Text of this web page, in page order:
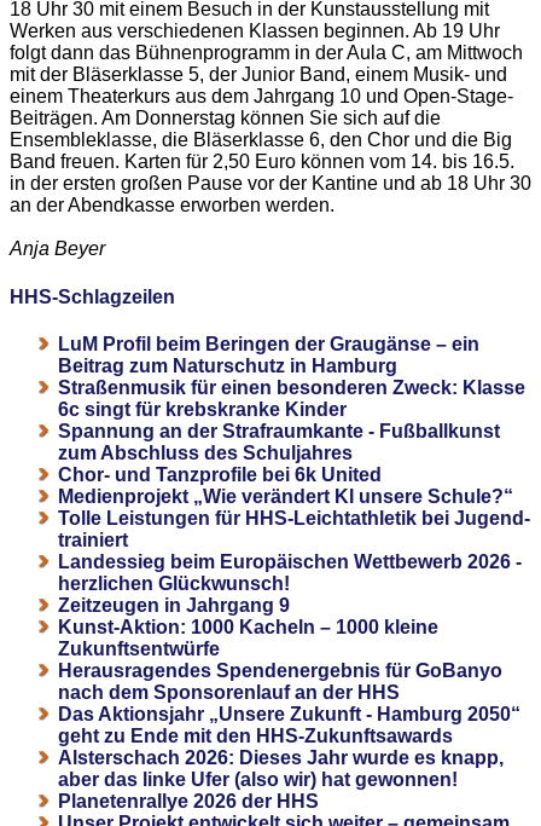
18 Uhr 30 mit einem Besuch in der Kunstausstellung mit
Werken aus verschiedenen Klassen beginnen. Ab 19 Uhr
folgt dann das Bühnenprogramm in der Aula C, am Mittwoch
mit der Bläserklasse 5, der Junior Band, einem Musik- und
einem Theaterkurs aus dem Jahrgang 10 und Open-Stage-
Beiträgen. Am Donnerstag können Sie sich auf die
Ensembleklasse, die Bläserklasse 6, den Chor und die Big
Band freuen. Karten für 2,50 Euro können vom 14. bis 16.5.
in der ersten großen Pause vor der Kantine und ab 18 Uhr 30
an der Abendkasse erworben werden.
Anja Beyer
HHS-Schlagzeilen
LuM Profil beim Beringen der Graugänse – ein
Beitrag zum Naturschutz in Hamburg
Straßenmusik für einen besonderen Zweck: Klasse
6c singt für krebskranke Kinder
Spannung an der Strafraumkante - Fußballkunst
zum Abschluss des Schuljahres
Chor- und Tanzprofile bei 6k United
Medienprojekt „Wie verändert KI unsere Schule?“
Tolle Leistungen für HHS-Leichtathletik bei Jugend-
trainiert
Landessieg beim Europäischen Wettbewerb 2026 -
herzlichen Glückwunsch!
Zeitzeugen in Jahrgang 9
Kunst-Aktion: 1000 Kacheln – 1000 kleine
Zukunftsentwürfe
Herausragendes Spendenergebnis für GoBanyo
nach dem Sponsorenlauf an der HHS
Das Aktionsjahr „Unsere Zukunft - Hamburg 2050“
geht zu Ende mit den HHS-Zukunftsawards
Alsterschach 2026: Dieses Jahr wurde es knapp,
aber das linke Ufer (also wir) hat gewonnen!
Planetenrallye 2026 der HHS